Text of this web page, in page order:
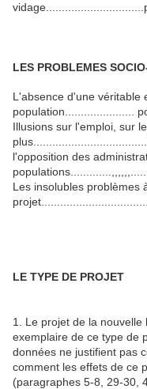
LES PROBLEMES
L'absence d'une véritable
population......................
Illusions sur l'emploi, sur
l'opposition des
Les insolubles problèmes
LE TYPE DE PROJET
1. Le projet de la
exemplaire de ce type de
données ne justifient pas
comment les effets de ce
(paragraphes 5-8, 29-30,